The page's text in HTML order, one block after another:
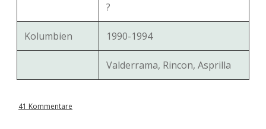
?
Kolumbien 1990-1994
Valderrama, Rincon, Asprilla
41 Kommentare